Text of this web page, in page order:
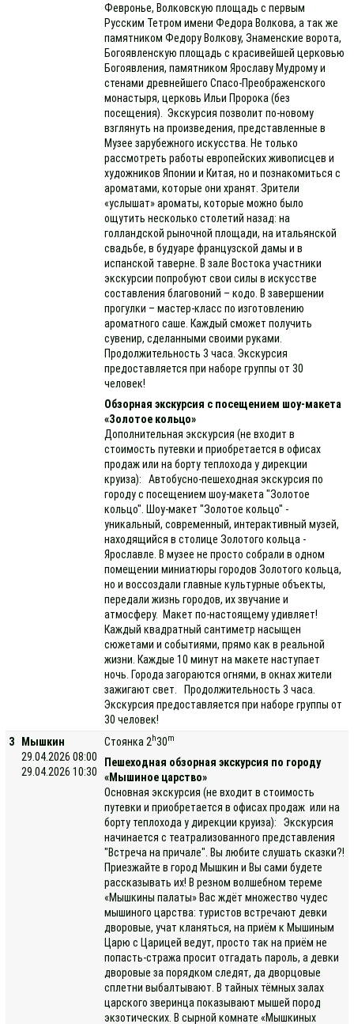
Февронье, Волковскую площадь с первым
Русским Тетром имени Федора Волкова, а так же
памятником Федору Волкову, Знаменские ворота,
Богоявленскую площадь с красивейшей церковью
Богоявления, памятником Ярославу Мудрому и
стенами древнейшего Спасо-Преображенского
монастыря, церковь Ильи Пророка (без
посещения). Экскурсия позволит по-новому
взглянуть на произведения, представленные в
Музее зарубежного искусства. Не только
рассмотреть работы европейских живописцев и
художников Японии и Китая, но и познакомиться с
ароматами, которые они хранят. Зрители
«услышат» ароматы, которые можно было
ощутить несколько столетий назад: на
голландской рыночной площади, на итальянской
свадьбе, в будуаре французской дамы и в
испанской таверне. В зале Востока участники
экскурсии попробуют свои силы в искусстве
составления благовоний – кодо. В завершении
прогулки – мастер-класс по изготовлению
ароматного саше. Каждый сможет получить
сувенир, сделанными своими руками.
Продолжительность 3 часа. Экскурсия
предоставляется при наборе группы от 30
человек!
Обзорная экскурсия с посещением шоу-макета
«Золотое кольцо»
Дополнительная экскурсия (не входит в
стоимость путевки и приобретается в офисах
продаж или на борту теплохода у дирекции
круиза): Автобусно-пешеходная экскурсия по
городу с посещением шоу-макета "Золотое
кольцо". Шоу-макет "Золотое кольцо" -
уникальный, современный, интерактивный музей,
находящийся в столице Золотого кольца -
Ярославле. В музее не просто собрали в одном
помещении миниатюры городов Золотого кольца,
но и воссоздали главные культурные объекты,
передали жизнь городов, их звучание и
атмосферу. Макет по-настоящему удивляет!
Каждый квадратный сантиметр насыщен
сюжетами и событиями, прямо как в реальной
жизни. Каждые 10 минут на макете наступает
ночь. Города загораются огнями, в окнах жители
зажигают свет. Продолжительность 3 часа.
Экскурсия предоставляется при наборе группы от
30 человек!
3
Мышкин
29.04.2026 08:00
29.04.2026 10:30
Стоянка 2 h30m
Пешеходная обзорная экскурсия по городу
«Мышиное царство»
Основная экскурсия (не входит в стоимость
путевки и приобретается в офисах продаж или на
борту теплохода у дирекции круиза): Экскурсия
начинается с театрализованного представления
"Встреча на причале". Вы любите слушать сказки?!
Приезжайте в город Мышкин и Вы сами будете
рассказывать их! В резном волшебном тереме
«Мышкины палаты» Вас ждёт множество чудес
мышиного царства: туристов встречают девки
дворовые, учат кланяться, на приём к Мышиным
Царю с Царицей ведут, просто так на приём не
попасть-стража просит отгадать пароль, а девки
дворовые за порядком следят, да дворцовые
сплетни выбалтывают. В тайных тёмных залах
царского зверинца показывают мышей пород
экзотических. В сырной комнате «Мышкиных